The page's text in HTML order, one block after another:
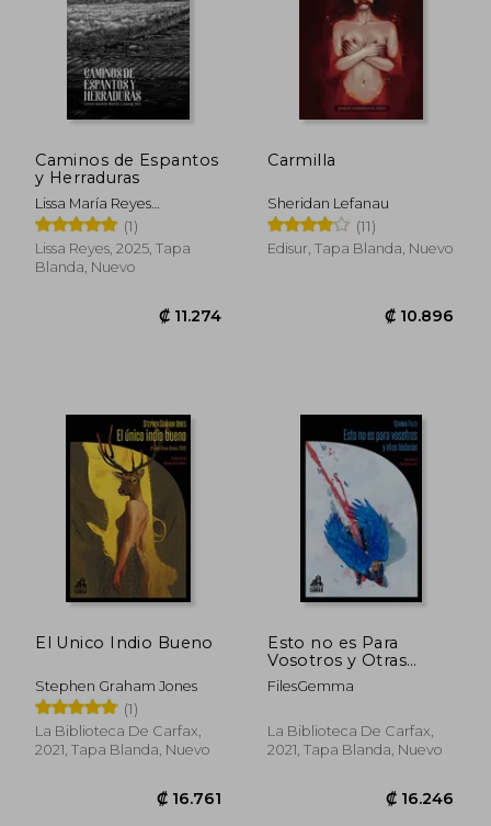
₡ 13.326 ₡
Caminos de Espantos
y Herraduras
Lissa María Reyes
Camacho
(1)
Lissa Reyes, 2025, Tapa
Blanda, Nuevo
Carmilla
Sheridan Lefanau
(11)
Edisur, Tapa Blanda, Nuevo
El Unico Indio Bueno
Stephen Graham Jones
(1)
La Biblioteca De Carfax,
2021, Tapa Blanda, Nuevo
Esto no es Para
Vosotros y Otras
Historias
FilesGemma
La Biblioteca De Carfax,
2021, Tapa Blanda, Nuevo